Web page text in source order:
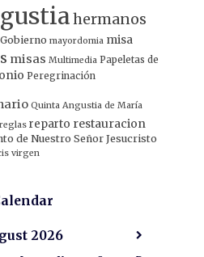
hermanos
mayordomia misa
misas Multimedia Papeletas de
Peregrinación
Quinta Angustia de María
reglas reparto restauracion
de Nuestro Señor Jesucristo
virgen
2026